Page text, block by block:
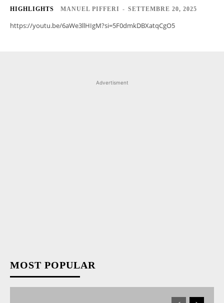
HIGHLIGHTS MANUEL PIFFERI - SETTEMBRE 20, 2025
https://youtu.be/6aWe3llHIgM?si=5F0dmkDBXatqCgO5
Advertisment
MOST POPULAR